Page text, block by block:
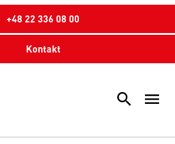
+48 22 336 08 00
Kontakt
search menu